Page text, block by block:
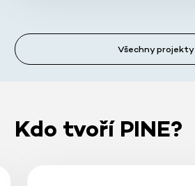
Všechny projekty
Kdo tvoří PINE?